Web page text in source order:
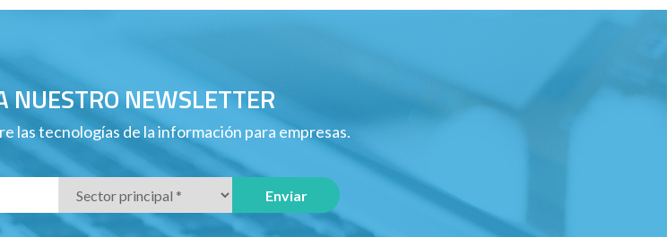
NUESTRO NEWSLETTER
las tecnologías de la información para empresas.